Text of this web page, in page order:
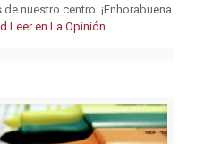
nuestro centro. ¡Enhorabuena
Leer en La Opinión